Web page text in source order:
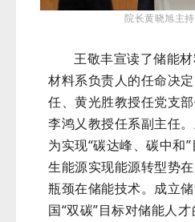
院长黄晓旭主
王敬丰宣读了储能
材料系负责人的任命决
任、黄光胜教授任党支部
李鸿乂教授任系副主任
为实现“碳达峰、碳中和
生能源实现能源转型势
瓶颈在储能技术。成立
国“双碳”目标对储能人